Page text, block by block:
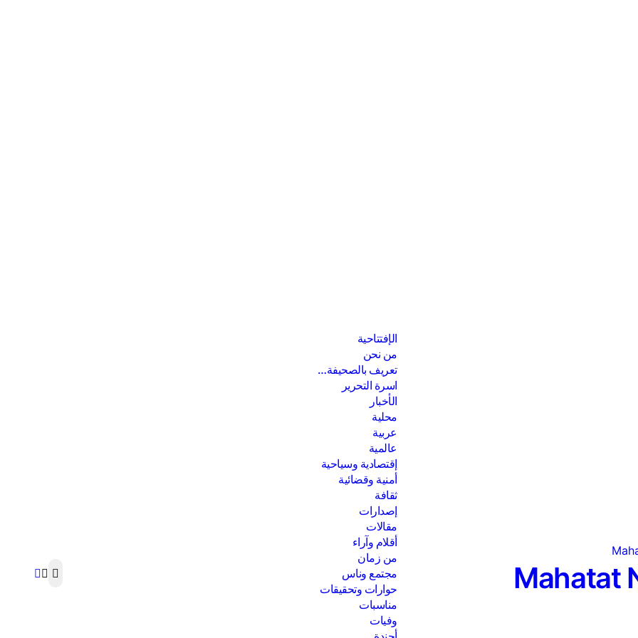
Mahatat
الإفتتاحية
من نحن
تعريف بالصحيفة…
اسرة التحرير
الأخبار
محلية
عربية
عالمية
إقتصادية وسياحية
أمنية وقضائية
ثقافة
إصدارات
مقالات
أقلام وآراء
من زمان
مجتمع وناس
حوارات وتحقيقات
مناسبات
وفيات